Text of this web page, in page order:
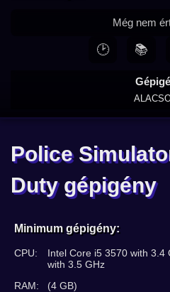
Még nem
🕑 📚
Police
Duty gépigény
Minimum gépigény:
CPU:
Intel Core i5 3570 with 3.4
with 3.5 GHz
RAM:
(4 GB)